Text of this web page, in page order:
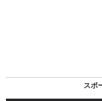
スポ